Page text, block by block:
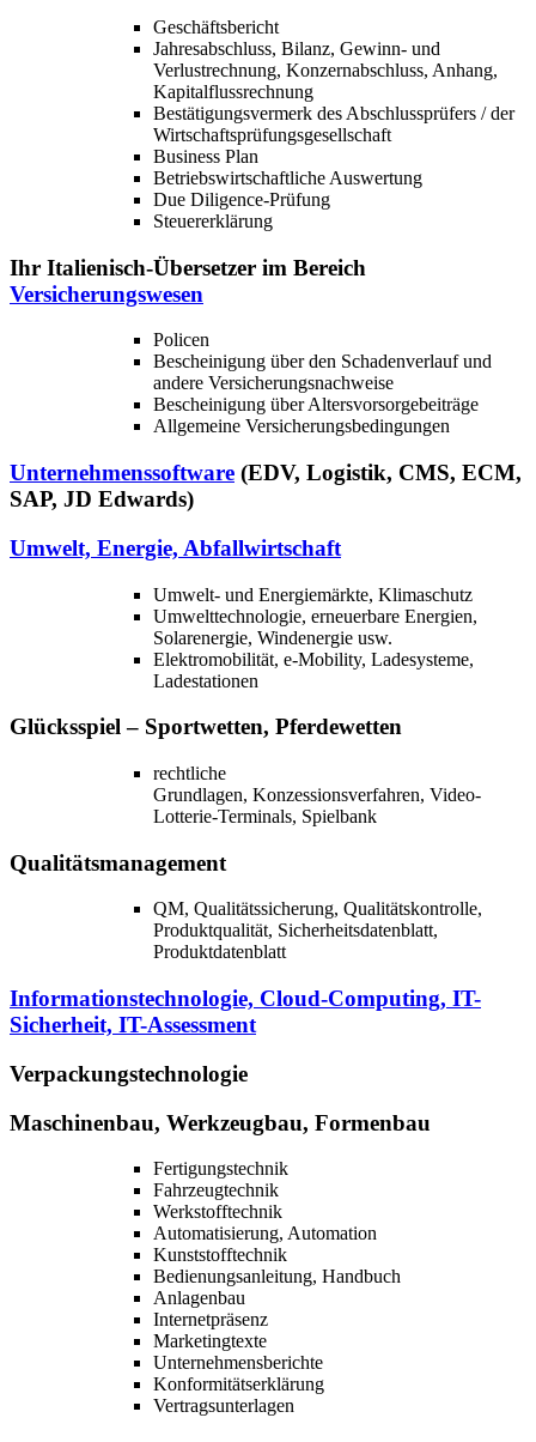
Geschäftsbericht
Jahresabschluss, Bilanz, Gewinn- und
Verlustrechnung, Konzernabschluss, Anhang,
Kapitalflussrechnung
Bestätigungsvermerk des Abschlussprüfers / der
Wirtschaftsprüfungsgesellschaft
Business Plan
Betriebswirtschaftliche Auswertung
Due Diligence-Prüfung
Steuererklärung
Ihr Italienisch-Übersetzer im Bereich
Versicherungswesen
Policen
Bescheinigung über den Schadenverlauf und
andere Versicherungsnachweise
Bescheinigung über Altersvorsorgebeiträge
Allgemeine Versicherungsbedingungen
Unternehmenssoftware (EDV, Logistik, CMS, ECM,
SAP, JD Edwards)
Umwelt, Energie, Abfallwirtschaft
Umwelt- und Energiemärkte, Klimaschutz
Umwelttechnologie, erneuerbare Energien,
Solarenergie, Windenergie usw.
Elektromobilität, e-Mobility, Ladesysteme,
Ladestationen
Glücksspiel – Sportwetten, Pferdewetten
rechtliche
Grundlagen, Konzessionsverfahren, Video-
Lotterie-Terminals, Spielbank
Qualitätsmanagement
QM, Qualitätssicherung, Qualitätskontrolle,
Produktqualität, Sicherheitsdatenblatt,
Produktdatenblatt
Informationstechnologie, Cloud-Computing, IT-
Sicherheit, IT-Assessment
Verpackungstechnologie
Maschinenbau, Werkzeugbau, Formenbau
Fertigungstechnik
Fahrzeugtechnik
Werkstofftechnik
Automatisierung, Automation
Kunststofftechnik
Bedienungsanleitung, Handbuch
Anlagenbau
Internetpräsenz
Marketingtexte
Unternehmensberichte
Konformitätserklärung
Vertragsunterlagen